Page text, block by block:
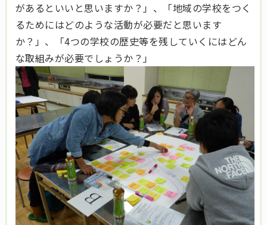
があるといいと思いますか？」、「地域の学校をつく
るためにはどのような活動が必要だと思います
か？」、「4つの学校の歴史等を残していくにはどん
な取組みが必要でしょうか？」